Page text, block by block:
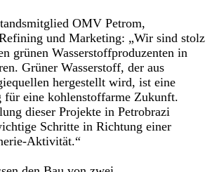
OMV Petrom,
und Marketing: „Wir sind stolz
grünen Wasserstoffproduzenten in
Grüner Wasserstoff, der aus
hergestellt wird, ist eine
für eine kohlenstoffarme Zukunft.
dieser Projekte in Petrobrazi
Schritte in Richtung einer
Aktivität.“